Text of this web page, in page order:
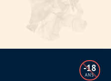
L'accès
à
-18
ANS